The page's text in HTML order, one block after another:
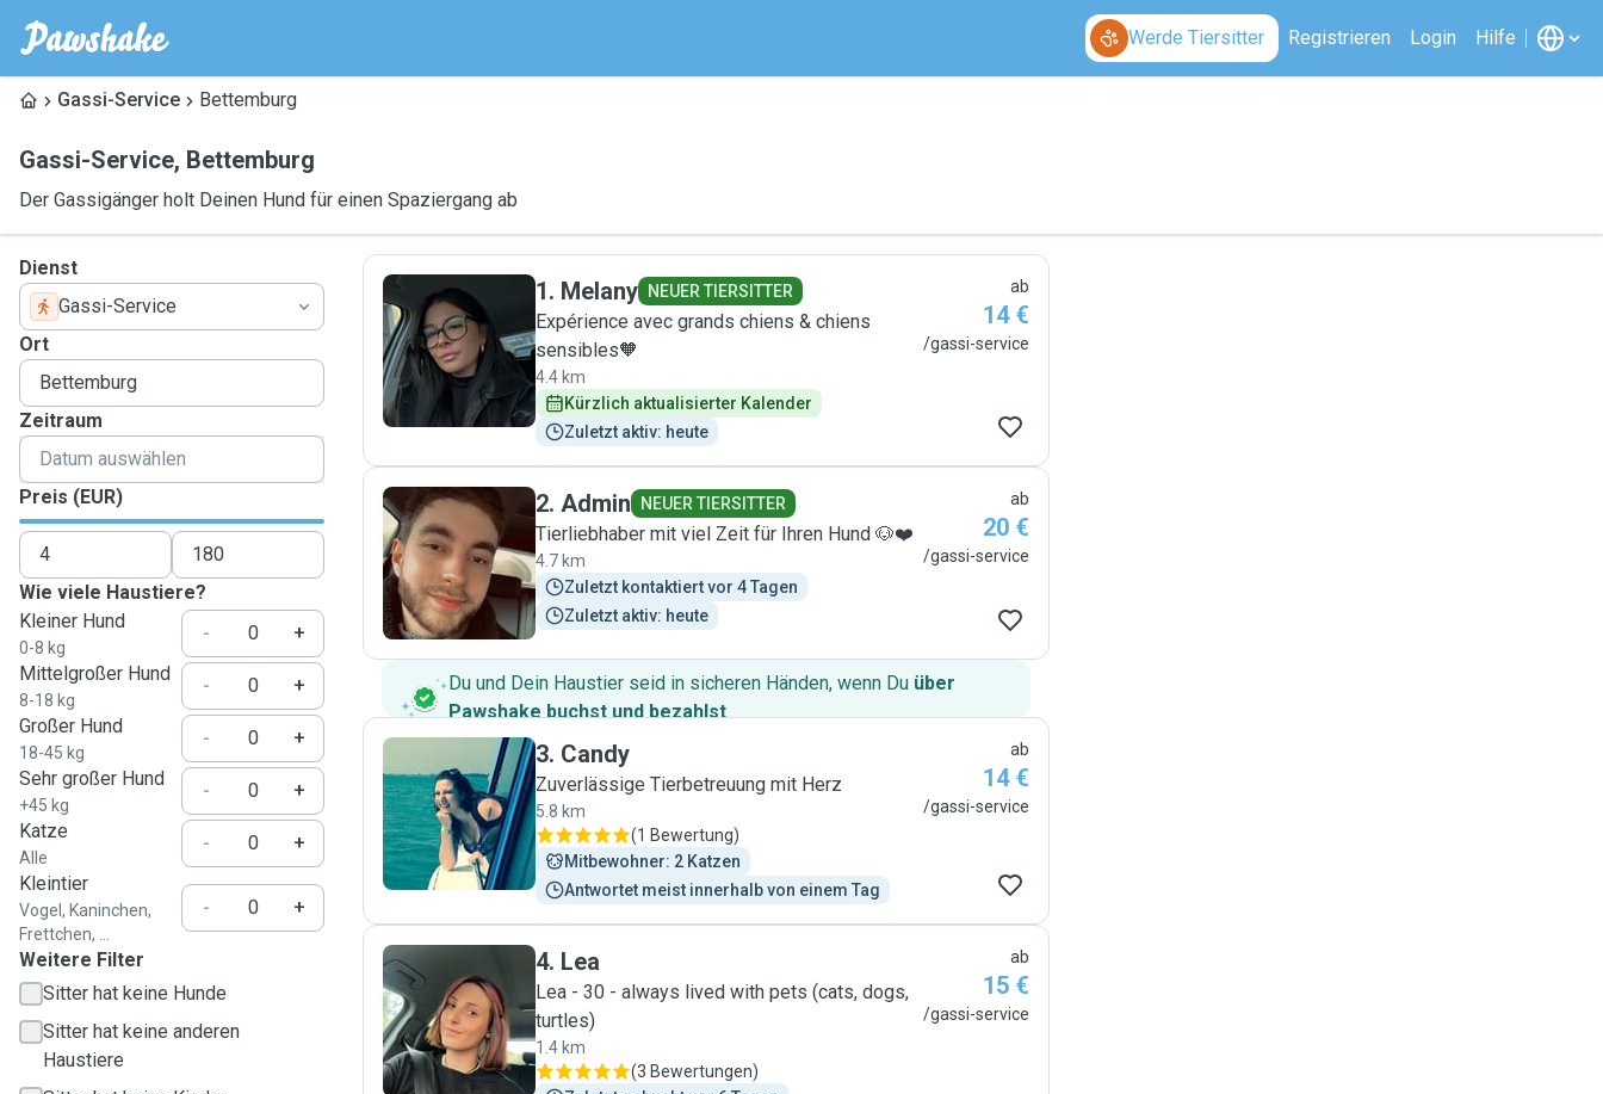
Werde Tiersitter Registrieren Login Hilfe
Gassi-Service Bettemburg
Gassi-Service, Bettemburg
Der Gassigänger holt Deinen Hund für einen Spaziergang ab
Dienst
Gassi-Service
Ort
Zeitraum
Preis (EUR)
Wie viele Haustiere?
Kleiner Hund
0-8 kg
-
+
Mittelgroßer Hund
8-18 kg
-
+
Großer Hund
18-45 kg
-
+
Sehr großer Hund
+45 kg
-
+
Katze
Alle
-
+
Kleintier
Vogel, Kaninchen,
Frettchen, ...
- +
Weitere Filter
Sitter hat keine Hunde
Sitter hat keine anderen
Haustiere
M
1. Melany NEUER TIERSITTER
Expérience avec grands chiens & chiens
sensibles🧡
4.4 km
Kürzlich aktualisierter Kalender
Zuletzt aktiv: heute
ab
14 €
/gassi-service
A
2. Admin NEUER TIERSITTER
Tierliebhaber mit viel Zeit für Ihren Hund 🐶❤️
4.7 km
Zuletzt kontaktiert vor 4 Tagen
Zuletzt aktiv: heute
ab
20 €
/gassi-service
Du und Dein Haustier seid in sicheren Händen, wenn Du über
Pawshake buchst und bezahlst.
C
3. Candy
Zuverlässige Tierbetreuung mit Herz
5.8 km
(1 Bewertung)
Mitbewohner: 2 Katzen
Antwortet meist innerhalb von einem Tag
ab
14 €
/gassi-service
L
4. Lea
Lea - 30 - always lived with pets (cats, dogs,
turtles)
1.4 km
(3 Bewertungen)
ab
15 €
/gassi-service